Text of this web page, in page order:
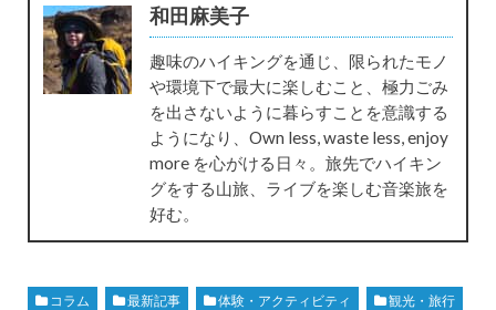
和田麻美子
趣味のハイキングを通じ、限られたモノ
や環境下で最大に楽しむこと、極力ごみ
を出さないように暮らすことを意識する
ようになり、Own less, waste less, enjoy
more を心がける日々。旅先でハイキン
グをする山旅、ライブを楽しむ音楽旅を
好む。
コラム 最新記事 体験・アクティビティ
観光・旅行